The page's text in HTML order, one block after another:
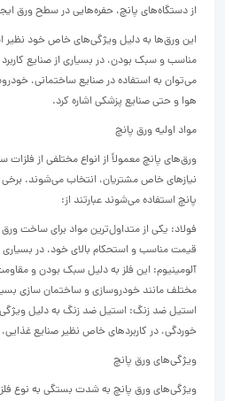
از دستگاه‌های پانچ، حفره‌هایی در سطح ورق
این ورق‌ها به دلیل ویژگی‌های خاص خود نظیر
مناسب و سبک بودن، در بسیاری از صنایع کاربرد
می‌توان به استفاده در صنایع ساختمانی،
هوا و حتی صنایع پزشکی اشاره کرد.
مواد اولیه ورق پانچ
ورق‌های پانچ معمولاً از انواع مختلفی از
نیازهای خاص مشتریان، انتخاب می‌شوند. برخی
پانچ استفاده می‌شوند عبارتند از:
فولاد: یکی از متداول‌ترین مواد برای ساخت
قیمت مناسب و استحکام بالای خود، در بسیاری
آلومینیوم: این فلز به دلیل سبک بودن و مقاومت
مختلف مانند خودروسازی و ساختمان سازی
استیل ضد زنگ: استیل ضد زنگ به دلیل ویژگی
خوردگی، در کاربردهای خاص نظیر صنایع غذایی،
ویژگی‌های ورق پانچ
ویژگی‌های ورق پانچ به شدت بستگی به نوع فلز